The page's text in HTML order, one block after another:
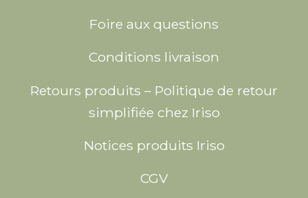
Foire aux questions
Conditions livraison
Retours produits – Politique de retour
simplifiée chez Iriso
Notices produits Iriso
CGV